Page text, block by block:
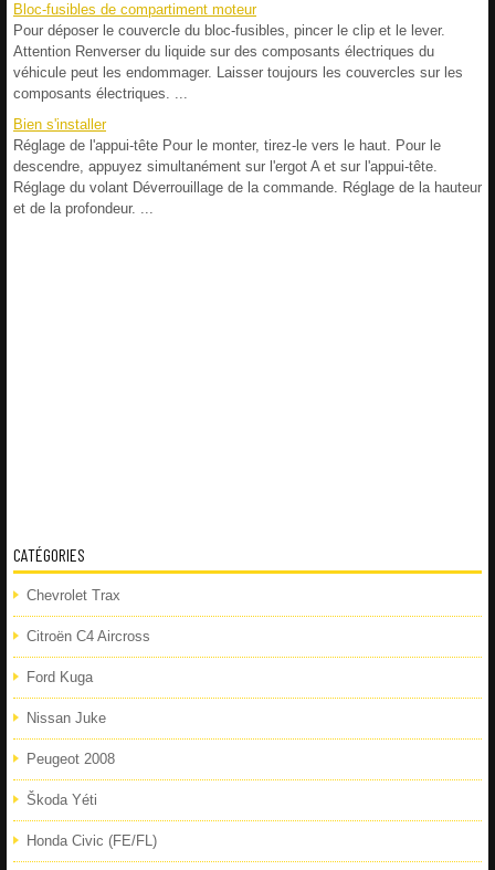
Bloc-fusibles de compartiment moteur
Pour déposer le couvercle du bloc-fusibles, pincer le clip et le lever.
Attention Renverser du liquide sur des composants électriques du
véhicule peut les endommager. Laisser toujours les couvercles sur les
composants électriques. ...
Bien s'installer
Réglage de l'appui-tête Pour le monter, tirez-le vers le haut. Pour le
descendre, appuyez simultanément sur l'ergot A et sur l'appui-tête.
Réglage du volant Déverrouillage de la commande. Réglage de la hauteur
et de la profondeur. ...
CATÉGORIES
Chevrolet Trax
Citroën C4 Aircross
Ford Kuga
Nissan Juke
Peugeot 2008
Škoda Yéti
Honda Civic (FE/FL)